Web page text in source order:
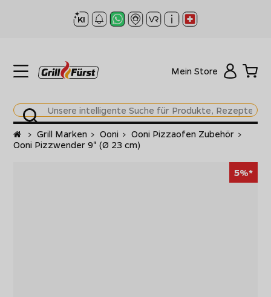
Mein Store
Startseite
> Grill Marken > Ooni > Ooni Pizzaofen Zubehör >
Ooni Pizzwender 9" (Ø 23 cm)
5%*